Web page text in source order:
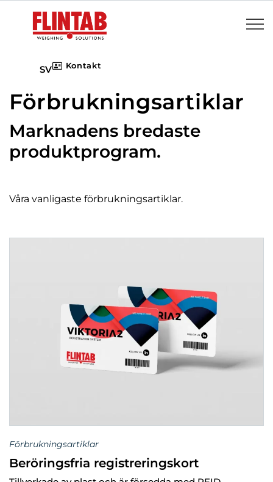
SV Kontakt
Förbrukningsartiklar
Marknadens bredaste
produktprogram.
Våra vanligaste förbrukningsartiklar.
Förbrukningsartiklar
Beröringsfria registreringskort